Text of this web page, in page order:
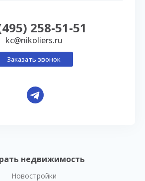
недвижимость
Новостройки
258-51-51
kc@nikoliers.ru
Заказать звонок